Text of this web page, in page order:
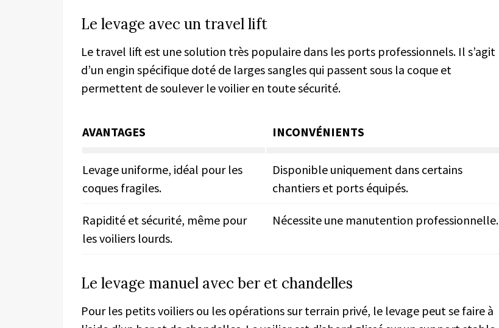
Le levage avec un travel lift
Le travel lift est une solution très populaire dans les ports professionnels. Il s’agit
d’un engin spécifique doté de larges sangles qui passent sous la coque et
permettent de soulever le voilier en toute sécurité.
AVANTAGES INCONVÉNIENTS
Levage uniforme, idéal pour les
coques fragiles.
Disponible uniquement dans certains
chantiers et ports équipés.
Rapidité et sécurité, même pour
les voiliers lourds.
Nécessite une manutention professionnelle.
Le levage manuel avec ber et chandelles
Pour les petits voiliers ou les opérations sur terrain privé, le levage peut se faire à